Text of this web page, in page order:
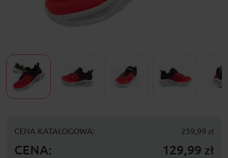
CENA KATALOGOWA: 259,99 zł
CENA: 129,99 zł